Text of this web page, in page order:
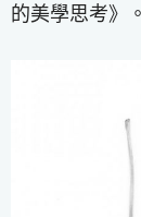
的美學思考》。